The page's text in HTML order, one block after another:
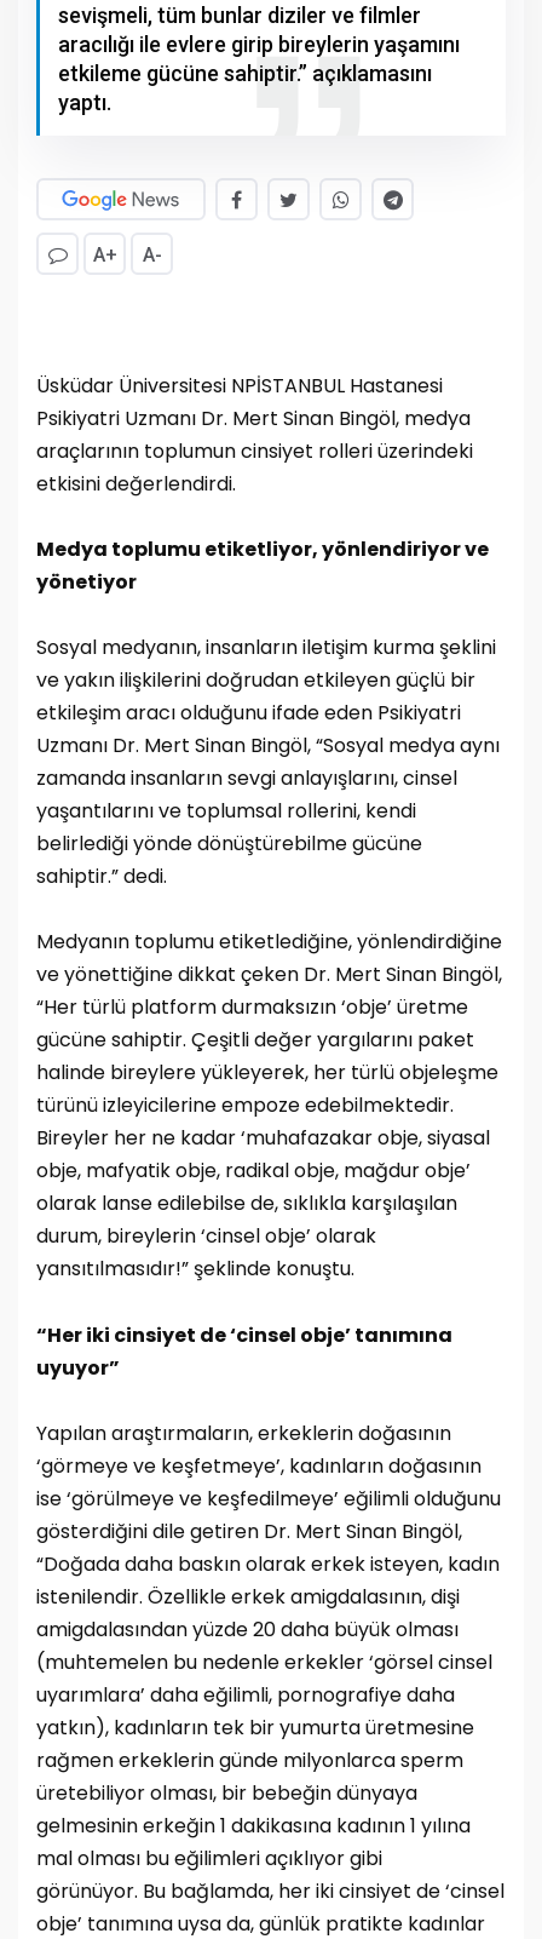
sevişmeli, tüm bunlar diziler ve filmler
aracılığı ile evlere girip bireylerin yaşamını
etkileme gücüne sahiptir.” açıklamasını
yaptı.
A+ A-
Üsküdar Üniversitesi NPİSTANBUL Hastanesi
Psikiyatri Uzmanı Dr. Mert Sinan Bingöl, medya
araçlarının toplumun cinsiyet rolleri üzerindeki
etkisini değerlendirdi.
Medya toplumu etiketliyor, yönlendiriyor ve
yönetiyor
Sosyal medyanın, insanların iletişim kurma şeklini
ve yakın ilişkilerini doğrudan etkileyen güçlü bir
etkileşim aracı olduğunu ifade eden Psikiyatri
Uzmanı Dr. Mert Sinan Bingöl, “Sosyal medya aynı
zamanda insanların sevgi anlayışlarını, cinsel
yaşantılarını ve toplumsal rollerini, kendi
belirlediği yönde dönüştürebilme gücüne
sahiptir.” dedi.
Medyanın toplumu etiketlediğine, yönlendirdiğine
ve yönettiğine dikkat çeken Dr. Mert Sinan Bingöl,
“Her türlü platform durmaksızın ‘obje’ üretme
gücüne sahiptir. Çeşitli değer yargılarını paket
halinde bireylere yükleyerek, her türlü objeleşme
türünü izleyicilerine empoze edebilmektedir.
Bireyler her ne kadar ‘muhafazakar obje, siyasal
obje, mafyatik obje, radikal obje, mağdur obje’
olarak lanse edilebilse de, sıklıkla karşılaşılan
durum, bireylerin ‘cinsel obje’ olarak
yansıtılmasıdır!” şeklinde konuştu.
“Her iki cinsiyet de ‘cinsel obje’ tanımına
uyuyor”
Yapılan araştırmaların, erkeklerin doğasının
‘görmeye ve keşfetmeye’, kadınların doğasının
ise ‘görülmeye ve keşfedilmeye’ eğilimli olduğunu
gösterdiğini dile getiren Dr. Mert Sinan Bingöl,
“Doğada daha baskın olarak erkek isteyen, kadın
istenilendir. Özellikle erkek amigdalasının, dişi
amigdalasından yüzde 20 daha büyük olması
(muhtemelen bu nedenle erkekler ‘görsel cinsel
uyarımlara’ daha eğilimli, pornografiye daha
yatkın), kadınların tek bir yumurta üretmesine
rağmen erkeklerin günde milyonlarca sperm
üretebiliyor olması, bir bebeğin dünyaya
gelmesinin erkeğin 1 dakikasına kadının 1 yılına
mal olması bu eğilimleri açıklıyor gibi
görünüyor. Bu bağlamda, her iki cinsiyet de ‘cinsel
obje’ tanımına uysa da, günlük pratikte kadınlar